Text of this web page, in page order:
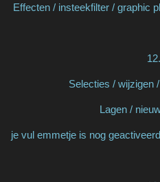
Effecten / insteekfilter / graphic
12.
Selecties / wijzigen
Lagen /
je vul emmetje is nog